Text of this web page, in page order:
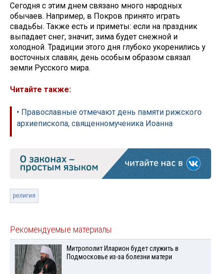
Сегодня с этим днем связано много народных
обычаев. Например, в Покров принято играть
свадьбы. Также есть и приметы: если на праздник
выпадает снег, значит, зима будет снежной и
холодной. Традиции этого дня глубоко укоренились у
восточных славян, день особым образом связал
земли Русского мира.
Читайте также:
• Православные отмечают день памяти рижского
архиепископа, священномученика Иоанна
религия
Рекомендуемые материалы
Митрополит Иларион будет служить в
Подмосковье из-за болезни матери